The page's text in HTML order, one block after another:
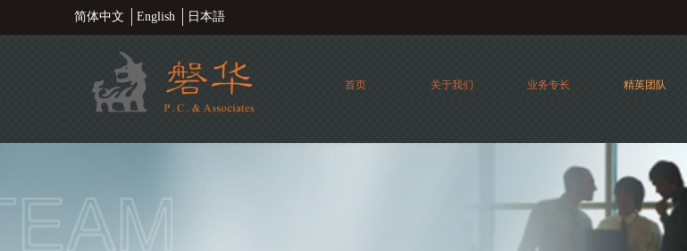
首页 关于我们 业务专长 精英团队
简体中文 English 日本語